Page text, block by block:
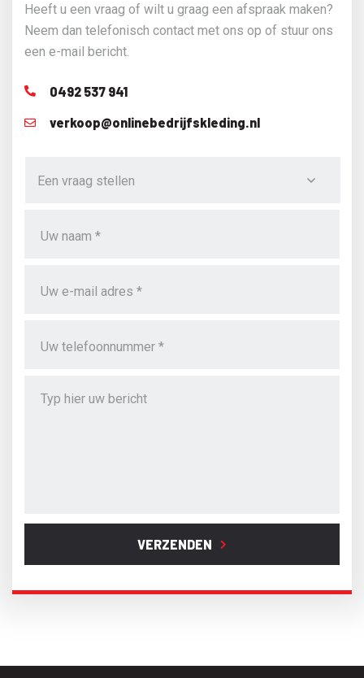
Heeft u een vraag of wilt u graag een afspraak maken?
Neem dan telefonisch contact met ons op of stuur ons
een e-mail bericht.
0492 537 941
verkoop@onlinebedrijfskleding.nl
VERZENDEN